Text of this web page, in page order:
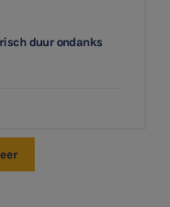
duur ondanks